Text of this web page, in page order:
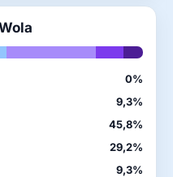
0%
9,3%
45,8%
29,2%
9,3%